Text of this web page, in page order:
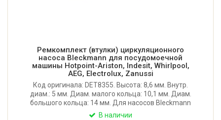
Ремкомплект (втулки) циркуляционного
насоса Bleckmann для посудомоечной
машины Hotpoint-Ariston, Indesit, Whirlpool,
AEG, Electrolux, Zanussi
Код оригинала: DET8355. Высота: 8,6 мм. Внутр.
диам.: 5 мм. Диам. малого кольца: 10,1 мм. Диам.
большого кольца: 14 мм. Для насосов Bleckmann
VSM-E2-IMQ, VSM-E25A0, VSM-E20, VSM-E20A0.
В наличии